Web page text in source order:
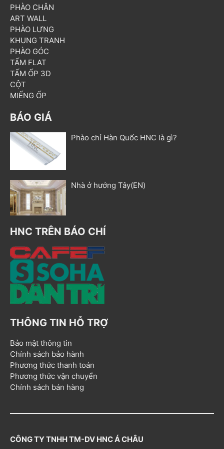
PHÀO CHÂN
ART WALL
PHÀO LƯNG
KHUNG TRANH
PHÀO GÓC
TẤM FLAT
TẤM ỐP 3D
CỘT
MIẾNG ỐP
BÁO GIÁ
Phào chỉ Hàn Quốc HNC là gì?
Nhà ở hướng Tây(EN)
HNC TRÊN BÁO CHÍ
THÔNG TIN HỖ TRỢ
Bảo mật thông tin
Chính sách bảo hành
Phương thức thanh toán
Phương thức vận chuyển
Chính sách bán hàng
CÔNG TY TNHH TM-DV HNC Á CHÂU